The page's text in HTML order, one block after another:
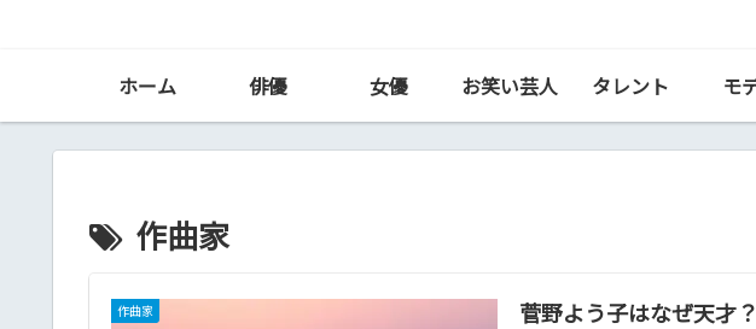
ホーム 俳優 女優 お笑い芸人 タレント モ
作曲家
作曲家 菅野よう子はなぜ天才